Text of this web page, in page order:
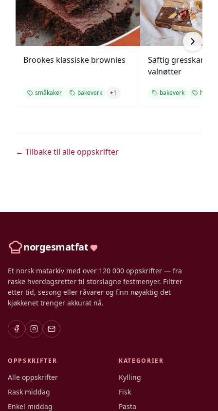
Brookes klassiske brownies
småkaker bakeverk +1
Saftig
valnøtter
bakeverk høst
← Tilbake til alle oppskrifter
norgesmatfat
Et norsk matarkiv med over 120 000 oppskrifter — fra
raske hverdagsretter til storslagne festmenyer. Filtrer
etter tid, sesong eller råvarer og finn nøyaktig det
kjøkkenet trenger akkurat nå.
OPPSKRIFTER
Alle oppskrifter
Rask middag
Enkel middag
KATEGORIER
Kylling
Fisk
Pasta